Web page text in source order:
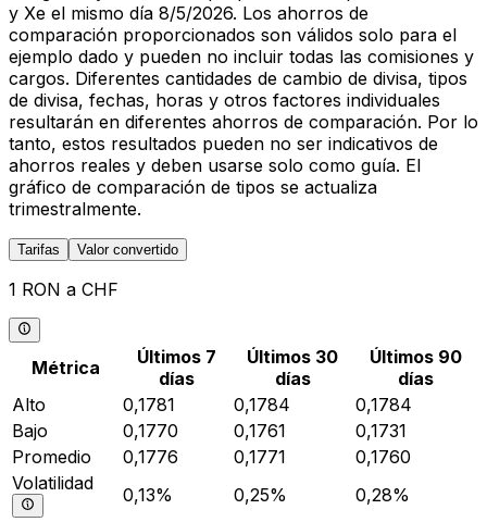
y Xe el mismo día 8/5/2026. Los ahorros de
comparación proporcionados son válidos solo para el
ejemplo dado y pueden no incluir todas las comisiones y
cargos. Diferentes cantidades de cambio de divisa, tipos
de divisa, fechas, horas y otros factores individuales
resultarán en diferentes ahorros de comparación. Por lo
tanto, estos resultados pueden no ser indicativos de
ahorros reales y deben usarse solo como guía. El
gráfico de comparación de tipos se actualiza
trimestralmente.
Tarifas Valor convertido
1 RON a CHF
Métrica
Últimos 7
días
Últimos 30
días
Últimos 90
días
Alto
0,1781 0,1784
0,1784
Bajo
0,1770 0,1761
0,1731
Promedio
0,1776 0,1771
0,1760
Volatilidad
0,13% 0,25% 0,28%